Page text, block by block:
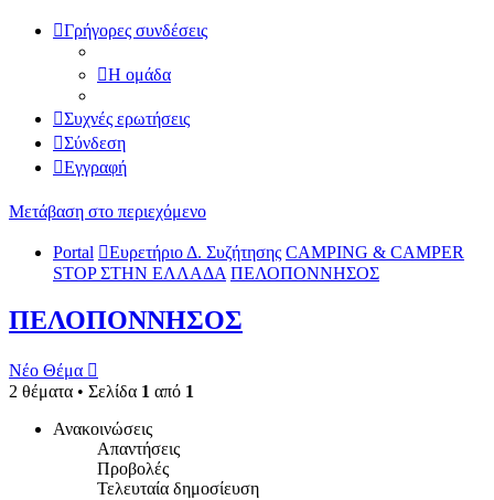
Γρήγορες συνδέσεις
Η ομάδα
Συχνές ερωτήσεις
Σύνδεση
Εγγραφή
Μετάβαση στο περιεχόμενο
Portal Ευρετήριο Δ. Συζήτησης CAMPING & CAMPER
STOP ΣΤΗN ΕΛΛΑΔΑ ΠΕΛΟΠΟΝΝΗΣΟΣ
ΠΕΛΟΠΟΝΝΗΣΟΣ
Νέο Θέμα
2 θέματα • Σελίδα 1 από 1
Ανακοινώσεις
Απαντήσεις
Προβολές
Τελευταία δημοσίευση